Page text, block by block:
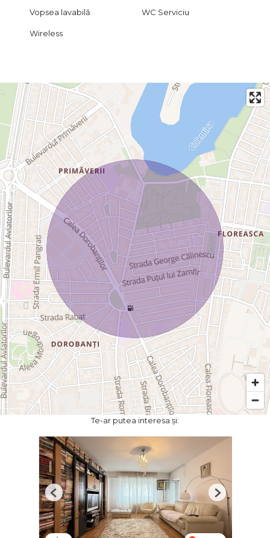
Vopsea lavabilă WC Serviciu
Wireless
Te-ar putea interesa și:
Previous Next